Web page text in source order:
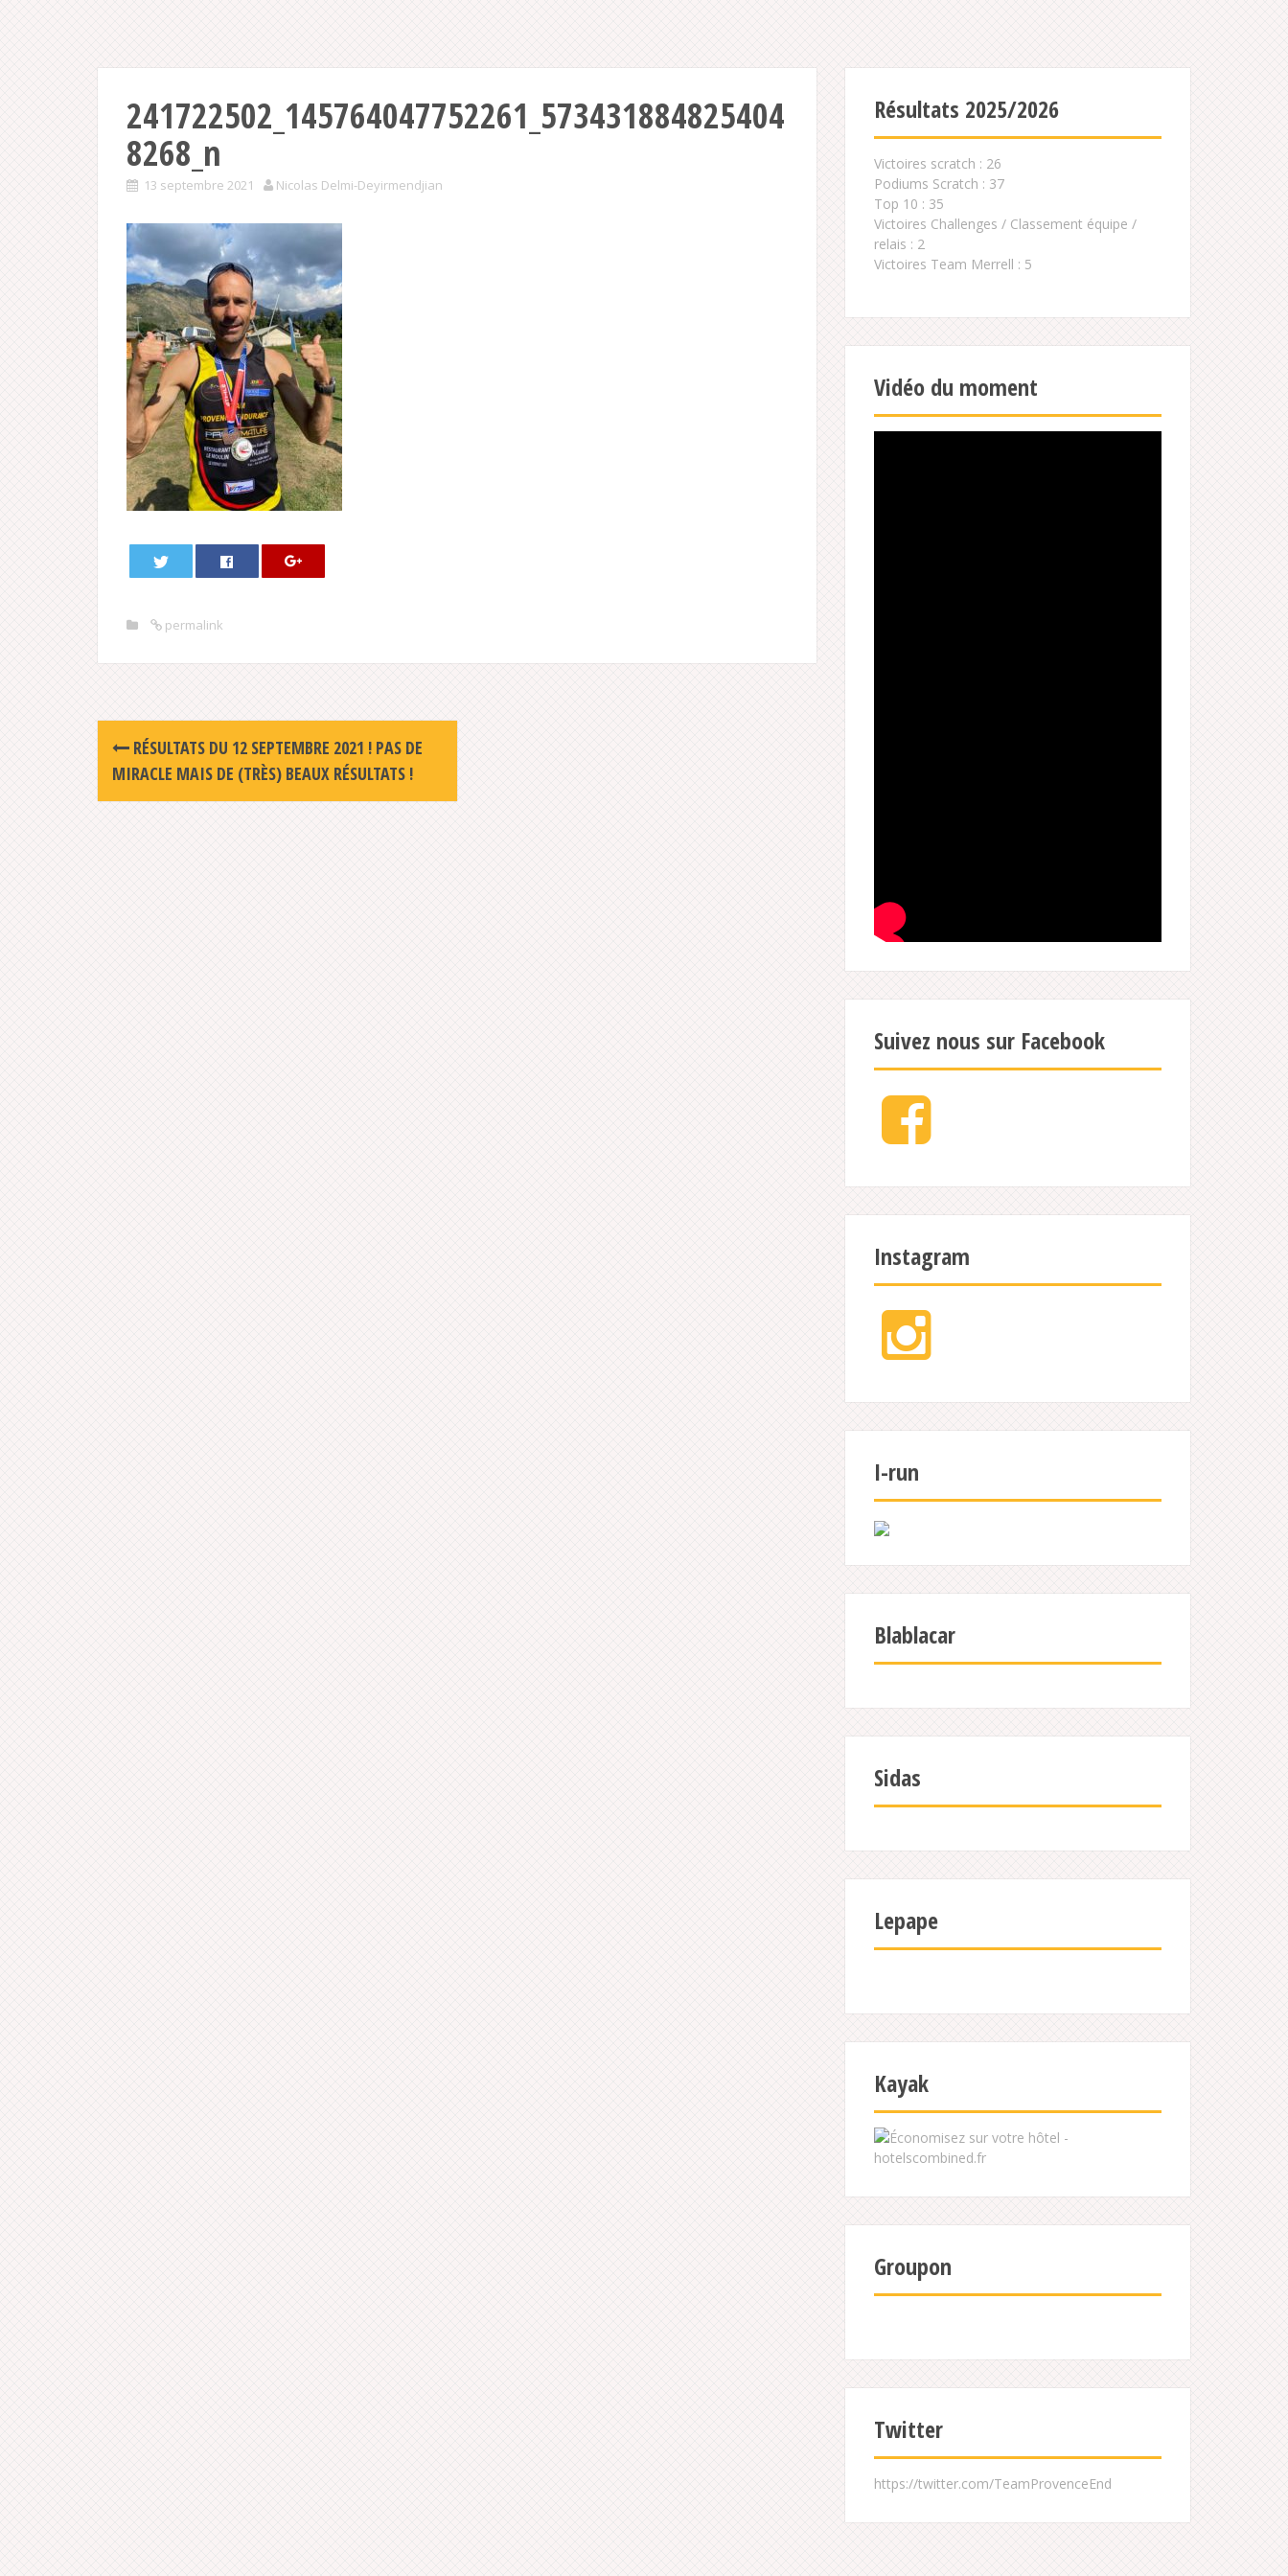
241722502_145764047752261_573431884825404
8268_n
13 septembre 2021 Nicolas Delmi-Deyirmendjian
permalink
Post
navigation
RÉSULTATS DU 12 SEPTEMBRE 2021 ! PAS DE
MIRACLE MAIS DE (TRÈS) BEAUX RÉSULTATS !
Résultats 2025/2026
Victoires scratch : 26
Podiums Scratch : 37
Top 10 : 35
Victoires Challenges / Classement équipe /
relais : 2
Victoires Team Merrell : 5
Vidéo du moment
Suivez nous sur Facebook
Facebook
Instagram
Instagram
I-run
Blablacar
Sidas
Lepape
Kayak
Groupon
Twitter
https://twitter.com/TeamProvenceEnd